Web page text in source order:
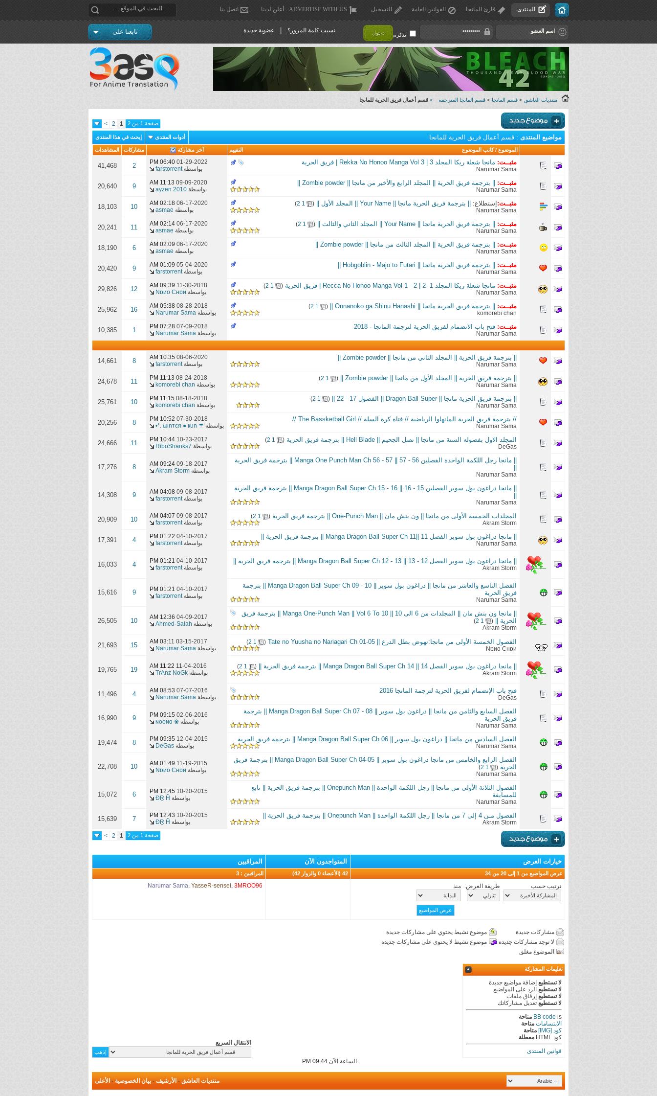
المنتدى قارئ المانجا القوانين العامة التسجيل ADVERTISE WITH US - أعلن لدينا اتصل بنا
تذكرني ! دخول نسيت كلمة المرور؟ عضوية جديدة تابعنا على
منتديات العاشق > قسم المانجا > قسم المانجا المترجمة > قسم أعمال فريق الحرية للمانجا
صفحة 1 من 2 1
2
>
مواضيع المنتدى : قسم أعمال فريق الحرية للمانجا أدوات المنتدى إبحث في هذا المنتدى
التقييم الموضوع /كاتب الموضوع آخر مشاركة مشاركات المشاهدات
مثبــت: مانجا شعلة ريكا المجلد 3 | Rekka No Honoo Manga Vol 3 | فريق الحرية
Narumar Sama
01-29-2022
06:40 PM
بواسطةfarstorrent
2
41,468
مثبــت: || بترجمة فريق الحرية || المجلد الرابع والأخير من مانجا || Zombie powder ||
Narumar Sama
09-09-2020
11:13 AM
بواسطة ayzen 2010
9
20,640
مثبــت: إستطلاع: || بترجمة فريق الحرية مانجا || Your Name || المجلد الأول || (
1
2
)
Narumar Sama
06-17-2020
02:18 AM
بواسطة asmae
10
18,103
مثبــت: || بترجمة فريق الحرية مانجا || Your Name || المجلد الثاني والثالث || (
1
2
)
Narumar Sama
06-17-2020
02:14 AM
بواسطة asmae
11
20,241
مثبــت: || بترجمة فريق الحرية || المجلد الثالث من مانجا || Zombie powder ||
Narumar Sama
06-17-2020
02:09 AM
بواسطة asmae
6
18,190
مثبــت: || بترجمة فريق الحرية مانجا || Hobgoblin - Majo to Futari ||
Narumar Sama
05-04-2020
01:09 AM
بواسطةfarstorrent
9
20,420
مثبــت: مانجا شعلة ريكا المجلد 1 -2 | Recca No Honoo Manga Vol 1 - 2 | فريق الحرية (
1
2
)
Narumar Sama
11-30-2018
09:39 AM
بواسطة Nɒиo Cнɒи
12
29,826
مثبــت: || بترجمة فريق الحرية مانجا || Onnanoko ga Shinu Hanashi || (
1
2
)
komorebi chan
08-28-2018
05:38 AM
بواسطة Narumar Sama
16
25,962
مثبــت: فتح باب الانضمام لفريق الحرية لترجمة المانجا - 2018
Narumar Sama
07-09-2018
07:28 PM
بواسطة Narumar Sama
1
10,385
|| بترجمة فريق الحرية || المجلد الثاني من مانجا || Zombie powder ||
Narumar Sama
08-06-2020
10:35 AM
بواسطةfarstorrent
8
14,661
|| بترجمة فريق الحرية || المجلد الأول من مانجا || Zombie powder || (
1
2
)
Narumar Sama
08-24-2018
11:13 PM
بواسطة komorebi chan
11
24,678
|| بترجمة فريق الحرية مانجا || Dragon Ball Super || الفصول 17 - 22 || (
1
2
)
Narumar Sama
08-18-2018
11:15 PM
بواسطة komorebi chan
10
25,761
// بترجمة فريق الحرية المانهاوا الرياضية // فتاة كرة السلة // The Bassketball Girl //
Narumar Sama
07-30-2018
10:52 PM
بواسطة ☂ ωιnтєя ● кυn .°•
8
20,256
المجلد الاول بفصوله الستة من مانجا || نصل الجحيم || Hell Blade || بترجمة فريق الحرية (
1
2
)
DeGas
10-23-2017
10:44 PM
بواسطة RiboShanks7
11
24,666
|| مانجا رجل اللكمة الواحدة الفصلين 56 - 57 || 57 - Manga One Punch Man Ch 56 || بترجمة فريق الحرية
Narumar Sama
09-18-2017
09:24 AM
بواسطة Akram Storm
8
17,276
|| مانجا دراغون بول سوبر الفصلين 15 - 16 || 16 - Manga Dragon Ball Super Ch 15 || بترجمة فريق الحرية
Narumar Sama
09-08-2017
04:08 AM
بواسطةfarstorrent
9
14,308
المجلدات الخمسة الأولى من مانجا || ون بنش مان || One-Punch Man || بترجمة فريق الحرية (
1
2
)
Akram Storm
09-08-2017
04:07 AM
بواسطةfarstorrent
10
20,909
|| مانجا دراغون بول سوبر الفصل 11 ||Manga Dragon Ball Super Ch 11 || بترجمة فريق الحرية ||
Narumar Sama
04-10-2017
01:22 PM
بواسطةfarstorrent
4
17,391
|| مانجا دراغون بول سوبر الفصل 12 - 13 || Manga Dragon Ball Super Ch 12 - 13 || بترجمة فريق الحرية ||
Akram Storm
04-10-2017
01:21 PM
بواسطةfarstorrent
4
16,033
الفصل التاسع والعاشر من مانجا || دراغون بول سوبر || 10 - Manga Dragon Ball Super Ch 09 || بترجمة
فريق الحرية
Narumar Sama
04-10-2017
01:21 PM
بواسطةfarstorrent
9
15,616
|| مانجا ون بنش مان || المجلدات من 6 الى 10 || Manga One-Punch Man || Vol 6 To 10 || بترجمة فريق
الحرية ||
(
1
2
)
Akram Storm
04-09-2017
12:36 AM
بواسطة Ahmed-Salah
10
26,505
الفصول الخمسة الأولى من مانجا:نهوض بطل الدرع || Tate no Yuusha no Nariagari Ch 01-05 (
1
2
)
Nɒиo Cнɒи
03-15-2017
03:11 AM
بواسطة Narumar Sama
15
21,693
|| مانجا دراغون بول سوبر الفصل 14 || Manga Dragon Ball Super Ch 14 || بترجمة فريق الحرية || (
1
2
)
Akram Storm
11-04-2016
11:22 AM
بواسطة TrAnz NoGk
19
19,765
فتح باب الإنضمام لفريق الحرية لترجمة المانجا 2016
DeGas
07-07-2016
08:53 AM
بواسطة Narumar Sama
4
11,496
الفصل السابع والثامن من مانجا || دراغون بول سوبر || 08 - Manga Dragon Ball Super Ch 07 || بترجمة
فريق الحرية
Narumar Sama
02-06-2016
09:15 PM
بواسطة ❀ ɴooɴɑ
9
16,990
الفصل السادس من مانجا || دراغون بول سوبر || Manga Dragon Ball Super Ch 06 || بترجمة فريق الحرية
Narumar Sama
12-04-2015
09:35 PM
بواسطة DeGas
8
19,474
الفصل الرابع والخامس من مانجا دراغون بول سوبر || Manga Dragon Ball Super Ch 04-05 || بترجمة فريق
الحرية (
1
2
)
Narumar Sama
11-19-2015
01:49 AM
بواسطة Nɒиo Cнɒи
10
22,708
الفصول الثلاثة الأولى من مانجا || رجل اللكمة الواحدة || Onepunch Man || بترجمة فريق الحرية || تابع
للمسابقة
Narumar Sama
10-20-2015
12:45 PM
بواسطة ĐṞ Ĥ
6
15,072
الفصول مـن 4 إلى 7 من مانجا || رجل اللكمة الواحدة || Onepunch Man || بترجمة فريق الحرية ||
Akram Storm
10-20-2015
12:43 PM
بواسطة ĐṞ Ĥ
7
15,639
صفحة 1 من 2 1
2
>
خيارات العرض المتواجدون الآن المراقبين
عرض المواضيع من 1 إلى 20 من 34 42 (الأعضاء 0 والزوار 42) المراقبين : 3
ترتيب حسب طريقة العرض: منذ Narumar Sama, YasseR-sensei, 3MROO96
مشاركات جديدة
موضوع نشيط يحتوي على مشاركات جديدة
لا توجد مشاركات جديدة
موضوع نشيط لا يحتوي على مشاركات جديدة
الموضوع مغلق
تعليمات المشاركة
لا تستطيع إضافة مواضيع جديدة
لا تستطيع الرد على المواضيع
لا تستطيع إرفاق ملفات
لا تستطيع تعديل مشاركاتك
BB code is
متاحة
الابتسامات متاحة
كود [IMG]
متاحة
كود HTML
معطلة
قوانين المنتدى
الانتقال السريع
الساعة الآن09:44 PM
.
منتديات العاشق - الأرشيف - بيان الخصوصية - الأعلى